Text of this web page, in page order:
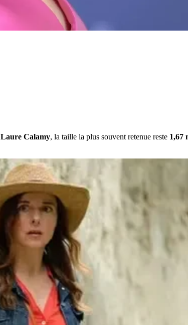
Laure Calamy, la taille la plus souvent retenue reste 1,67